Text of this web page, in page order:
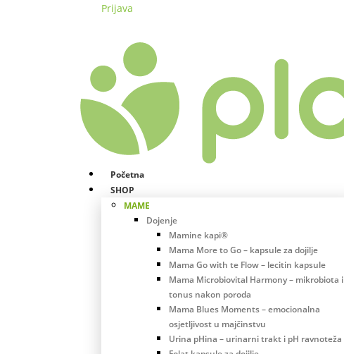
Prijava
Početna
SHOP
MAME
Dojenje
Mamine kapi®
Mama More to Go – kapsule za dojilje
Mama Go with te Flow – lecitin kapsule
Mama Microbiovital Harmony – mikrobiota i
tonus nakon poroda
Mama Blues Moments – emocionalna
osjetljivost u majčinstvu
Urina pHina – urinarni trakt i pH ravnoteža